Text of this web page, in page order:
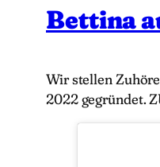
Bettina
Wir stellen
2022 gegründet.